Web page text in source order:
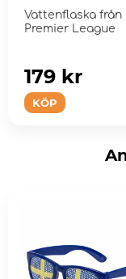
Vattenflaska från
Premier League
KÖP
179 kr